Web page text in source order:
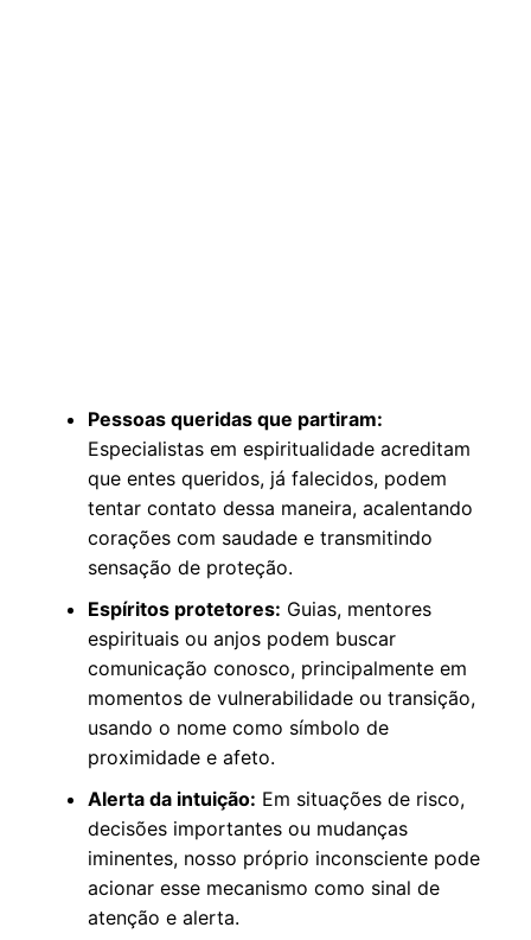
Pessoas queridas que partiram:
Especialistas em espiritualidade acreditam
que entes queridos, já falecidos, podem
tentar contato dessa maneira, acalentando
corações com saudade e transmitindo
sensação de proteção.
Espíritos protetores: Guias, mentores
espirituais ou anjos podem buscar
comunicação conosco, principalmente em
momentos de vulnerabilidade ou transição,
usando o nome como símbolo de
proximidade e afeto.
Alerta da intuição: Em situações de risco,
decisões importantes ou mudanças
iminentes, nosso próprio inconsciente pode
acionar esse mecanismo como sinal de
atenção e alerta.